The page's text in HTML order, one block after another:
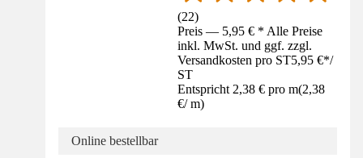
(22)
Preis — 5,95 € * Alle Preise
inkl. MwSt. und ggf. zzgl.
Versandkosten pro ST5,95 €*/
ST
Entspricht 2,38 € pro m(2,38
€/ m)
Online bestellbar